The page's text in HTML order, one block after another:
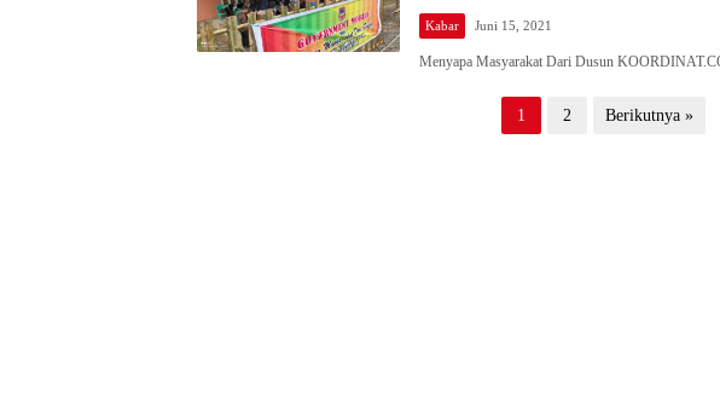
Kabar Juni 15, 2021
Menyapa Masyarakat Dari Dusun
1 2 Berikutnya »